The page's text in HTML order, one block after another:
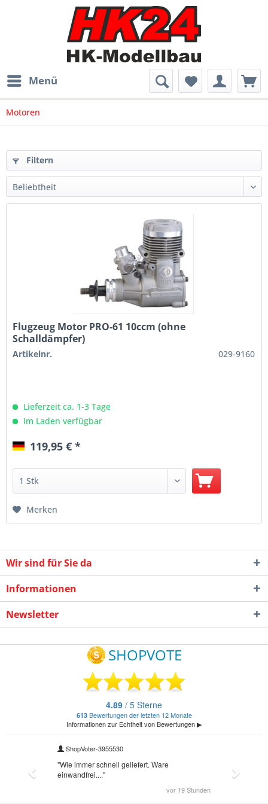
Menü
Motoren
Filtern
Flugzeug Motor PRO-61 10ccm (ohne
Schalldämpfer)
Artikelnr. 029-9160
Lieferzeit ca. 1-3 Tage
Im Laden verfügbar
119,95 € *
Merken
Wir sind für Sie da
Informationen
Newsletter